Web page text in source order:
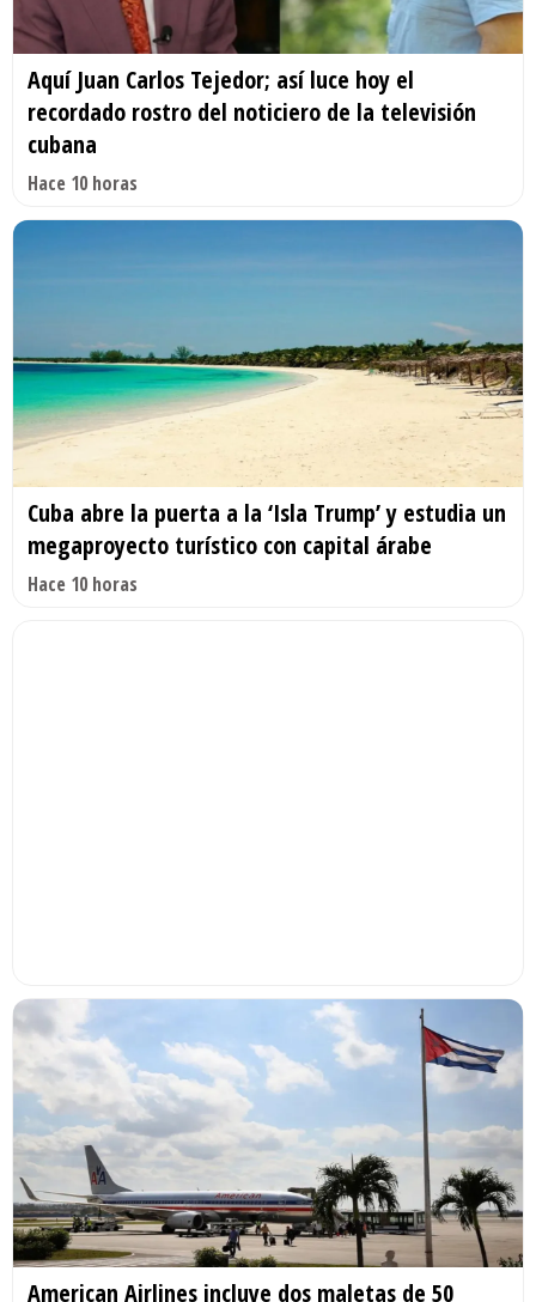
Aquí Juan Carlos Tejedor; así luce hoy el
recordado rostro del noticiero de la televisión
cubana
Hace 10 horas
Cuba abre la puerta a la ‘Isla Trump’ y estudia un
megaproyecto turístico con capital árabe
Hace 10 horas
American Airlines incluye dos maletas de 50